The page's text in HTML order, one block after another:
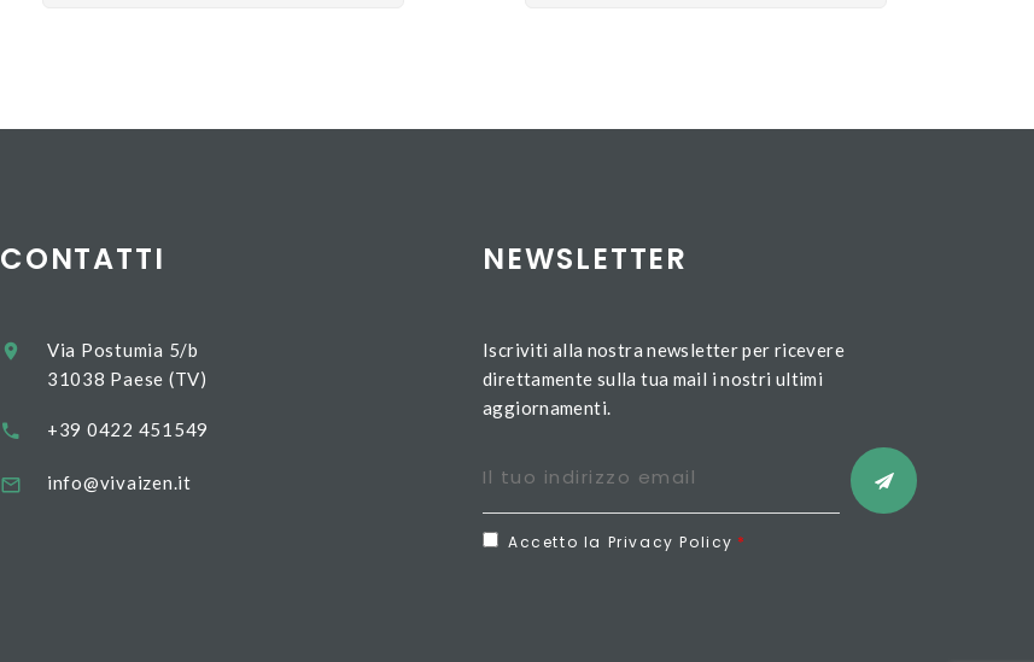
CONTATTI
Via Postumia 5/b
31038 Paese (TV)
+39 0422 451549
info@vivaizen.it
NEWSLETTER
Iscriviti alla nostra newsletter per ricevere
direttamente sulla tua mail i nostri ultimi
aggiornamenti.
Accetto la Privacy Policy